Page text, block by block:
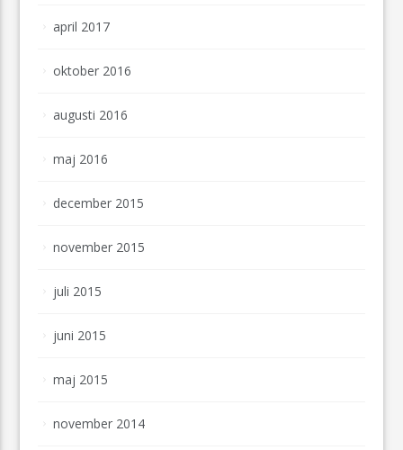
april 2017
oktober 2016
augusti 2016
maj 2016
december 2015
november 2015
juli 2015
juni 2015
maj 2015
november 2014